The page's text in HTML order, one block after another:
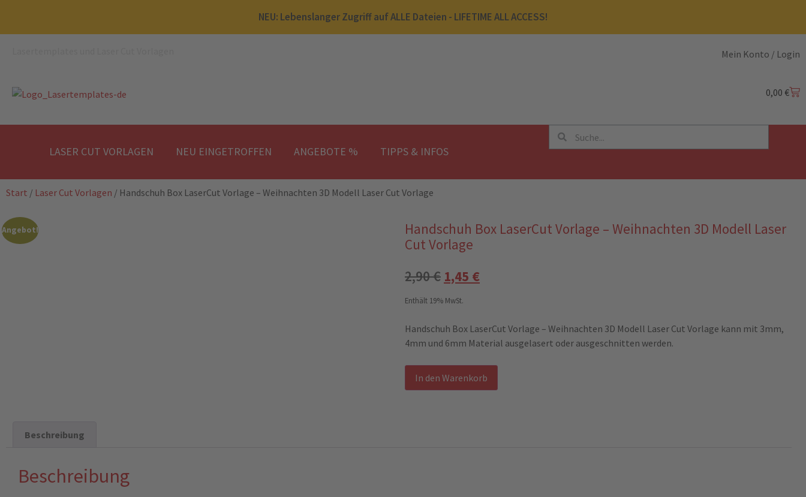
NEU: Lebenslanger Zugriff auf ALLE Dateien - LIFETIME ALL ACCESS!
Mein Konto / Login
0,00 €
LASER CUT VORLAGEN NEU EINGETROFFEN ANGEBOTE % TIPPS & INFOS
Start / Laser Cut Vorlagen / Handschuh Box LaserCut Vorlage – Weihnachten 3D Modell Laser Cut Vorlage
Angebot!
Handschuh Box LaserCut Vorlage – Weihnachten 3D Modell Laser
Cut Vorlage
2,90€ 1,45 €
Enthält 19% MwSt.
Handschuh Box LaserCut Vorlage – Weihnachten 3D Modell Laser Cut Vorlage kann mit 3mm,
4mm und 6mm Material ausgelasert oder ausgeschnitten werden.
In den Warenkorb
Beschreibung
Beschreibung